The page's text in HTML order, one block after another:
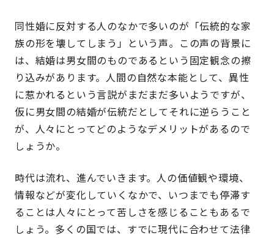
同性婚に反対する人のなかで多いのが「伝統的な家
族の形を壊してしまう」という声。この声の背景に
は、結婚は男女間のものであるという固定観念の擦
り込みがあります。人間の自然な本能として、異性
に惹かれるという言説がまだまだ多いようですが、
仮に男女間の結婚が伝統だとしてそれに逆らうこと
が、人々にとってどのようなデメリットがあるので
しょうか。
時代は流れ、進んでいきます。人の価値観や環境、
情報などが変化していくなかで、いつまでも停滞す
ることは人々にとって苦しさを感じることもあるで
しょう。多くの国では、すでに現代に合わせて法律